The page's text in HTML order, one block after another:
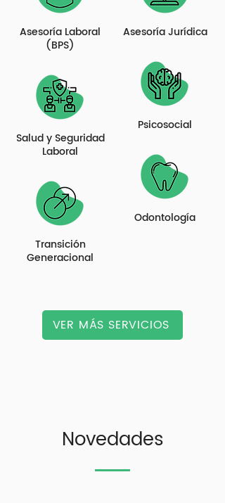
Asesoría Laboral
(BPS)
Salud y Seguridad
Laboral
Transición
Generacional
Asesoría Jurídica
Psicosocial
Odontología
VER MÁS SERVICIOS
Novedades